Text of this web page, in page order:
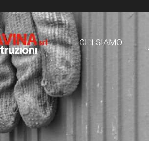
CHI SIAMO